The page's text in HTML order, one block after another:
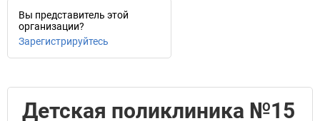
Вы представитель этой
организации?
Зарегистрируйтесь
Детская поликлиника №15